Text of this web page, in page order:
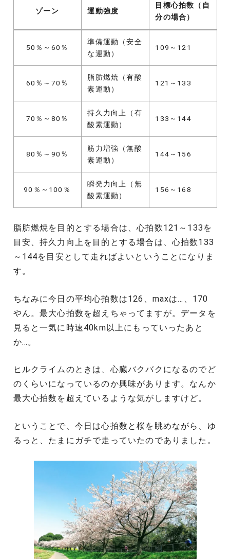
ゾーン 運動強度
目標心拍数（自
分の場合）
50％～60％
準備運動（安全
な運動）
109～121
60％～70％
脂肪燃焼（有酸
素運動）
121～133
70％～80％
持久力向上（有
酸素運動）
133～144
80％～90％
筋力増強（無酸
素運動）
144～156
90％～100％
瞬発力向上（無
酸素運動）
156～168
脂肪燃焼を目的とする場合は、心拍数121～133を
目安、持久力向上を目的とする場合は、心拍数133
～144を目安として走ればよいということになりま
す。
ちなみに今日の平均心拍数は126、maxは…、170
やん。最大心拍数を超えちゃってますが。データを
見ると一気に時速40km以上にもっていったあと
か…。
ヒルクライムのときは、心臓バクバクになるのでど
のくらいになっているのか興味があります。なんか
最大心拍数を超えているような気がしますけど。
ということで、今日は心拍数と桜を眺めながら、ゆ
るっと、たまにガチで走っていたのでありました。